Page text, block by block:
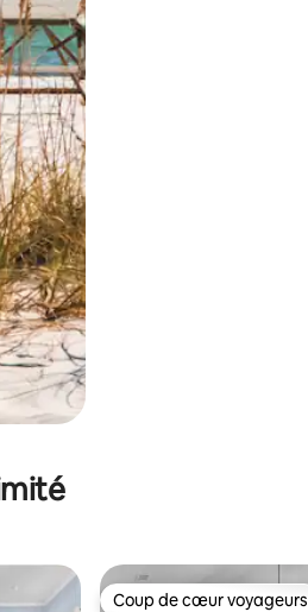
glisser.
Coup de cœur voyageurs